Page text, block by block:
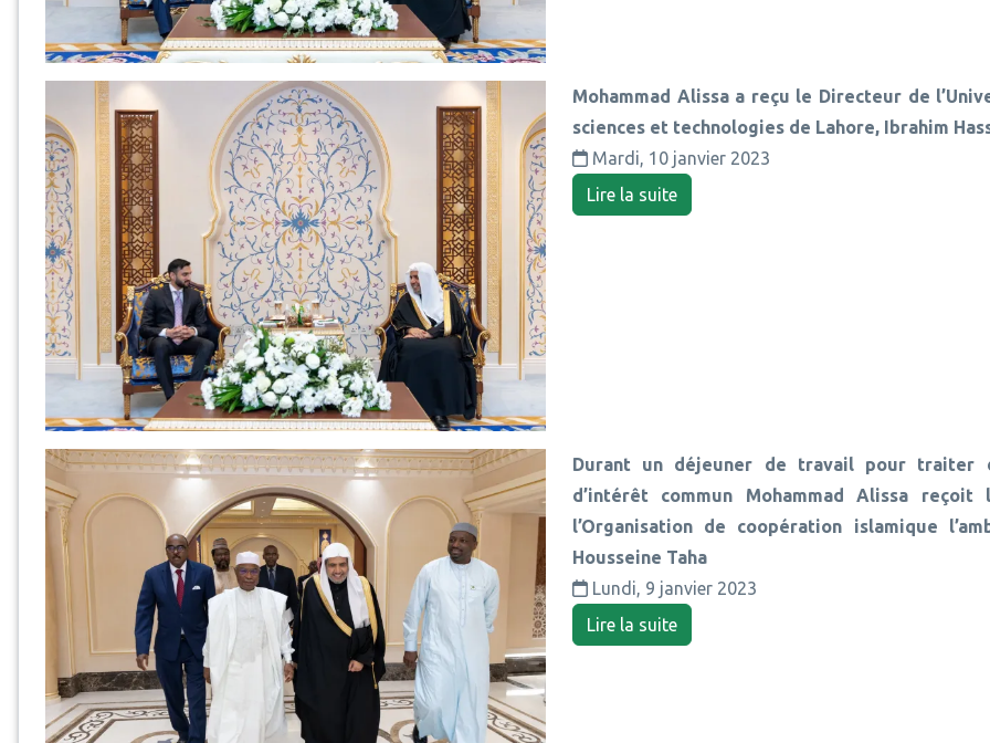
Mohammad Alissa a reçu le Directeur de
sciences et technologies de Lahore, Ibrahim
Mardi, 10 janvier 2023
Lire la suite
Durant un déjeuner de travail pour traiter
d’intérêt commun Mohammad Alissa reçoit
l’Organisation de coopération islamique
Housseine Taha
Lundi, 9 janvier 2023
Lire la suite